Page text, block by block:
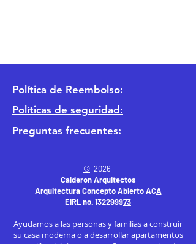
Política de Reembolso:
Políticas de seguridad:
Preguntas frecuentes:
© 2026
Calderon Arquitectos
Arquitectura Concepto Abierto ACA
EIRL no.132299973
Ayudamos a las personas y familias a construir
su casa moderna o a desarrollar apartamentos